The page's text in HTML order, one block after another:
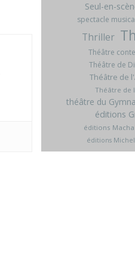
Seul-en-
spectacle
Thriller
Théâtre
Théâtre de
Théâtre de
Théâtre de
théâtre du
éditions
éditions
éditions